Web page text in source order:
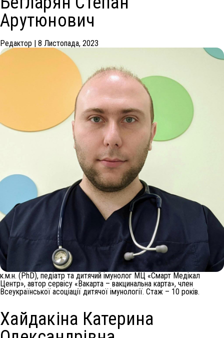
Арутюнович
Редактор | 8 Листопада, 2023
к.м.н. (PhD), педіатр та дитячий імунолог МЦ «Смарт Медікал
Центр», автор сервісу «Вакарта – вакцинальна карта», член
Всеукраїнської асоціації дитячої імунології. Стаж – 10 років.
Хайдакіна Катерина